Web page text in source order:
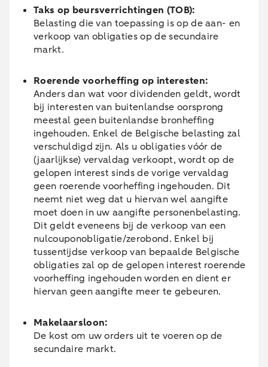
Taks op beursverrichtingen (TOB):
Belasting die van toepassing is op de aan- en
verkoop van obligaties op de secundaire
markt.
Roerende voorheffing op interesten:
Anders dan wat voor dividenden geldt, wordt
bij interesten van buitenlandse oorsprong
meestal geen buitenlandse bronheffing
ingehouden. Enkel de Belgische belasting zal
verschuldigd zijn. Als u obligaties vóór de
(jaarlijkse) vervaldag verkoopt, wordt op de
gelopen interest sinds de vorige vervaldag
geen roerende voorheffing ingehouden. Dit
neemt niet weg dat u hiervan wel aangifte
moet doen in uw aangifte personenbelasting.
Dit geldt eveneens bij de verkoop van een
nulcouponobligatie/zerobond. Enkel bij
tussentijdse verkoop van bepaalde Belgische
obligaties zal op de gelopen interest roerende
voorheffing ingehouden worden en dient er
hiervan geen aangifte meer te gebeuren.
Makelaarsloon:
De kost om uw orders uit te voeren op de
secundaire markt.